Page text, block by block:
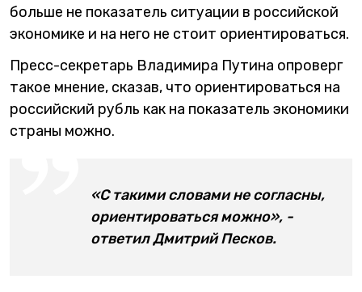
больше не показатель ситуации в российской
экономике и на него не стоит ориентироваться.
Пресс-секретарь Владимира Путина опроверг
такое мнение, сказав, что ориентироваться на
российский рубль как на показатель экономики
страны можно.
«С такими словами не согласны,
ориентироваться можно», -
ответил Дмитрий Песков.